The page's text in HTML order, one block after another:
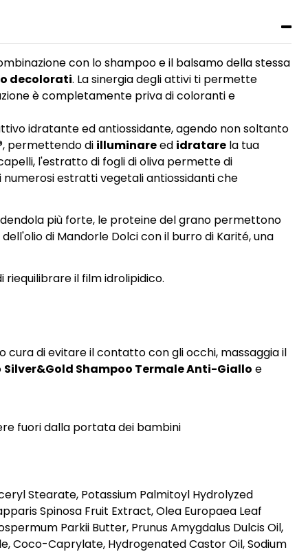
con lo shampoo e il balsamo della stessa
decolorati. La sinergia degli attivi ti permette
è completamente priva di coloranti e
idratante ed antiossidante, agendo non soltanto
permettendo di illuminareed idratarela tua
l'estratto di fogli di oliva permette di
estratti vegetali antiossidanti che
più forte, le proteine del grano permettono
di Mandorle Dolci con il burro di Karité, una
il film idrolipidico.
di evitare il contatto con gli occhi, massaggia il
Silver&Gold Shampoo Termale Anti-Giallo e
fuori dalla portata dei bambini
Stearate, Potassium Palmitoyl Hydrolyzed
Spinosa Fruit Extract, Olea Europaea Leaf
Parkii Butter, Prunus Amygdalus Dulcis Oil,
Coco-Caprylate, Hydrogenated Castor Oil, Sodium